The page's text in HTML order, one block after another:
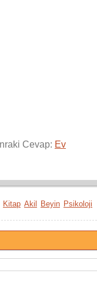
Cevap: Ev
Kitap Akil Beyin Psikoloji